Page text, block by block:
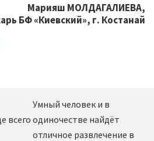
Марияш МОЛДАГАЛИЕВА,
БФ «Киевский», г. Костанай
всего
Умный человек и в
одиночестве найдёт
отличное развлечение в